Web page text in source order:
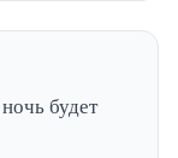
будет